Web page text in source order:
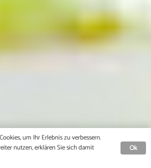
um Ihr Erlebnis zu verbessern.
nutzen, erklären Sie sich damit
Ok